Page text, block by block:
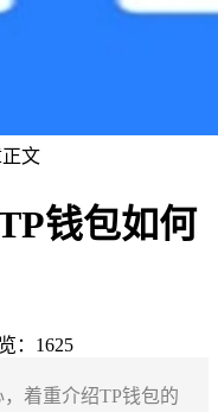
文
钱包如何
：1625
着重介绍TP钱包的